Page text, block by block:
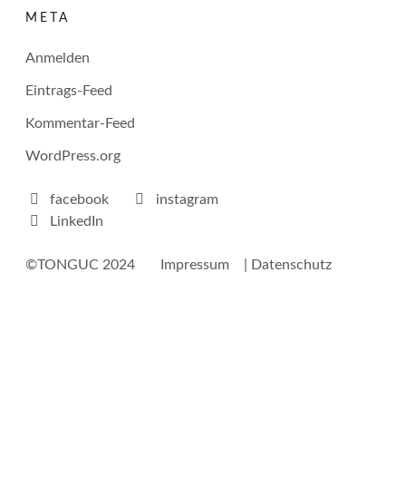
META
Anmelden
Eintrags-Feed
Kommentar-Feed
WordPress.org
facebook
instagram
LinkedIn
©TONGUC 2024 Impressum | Datenschutz